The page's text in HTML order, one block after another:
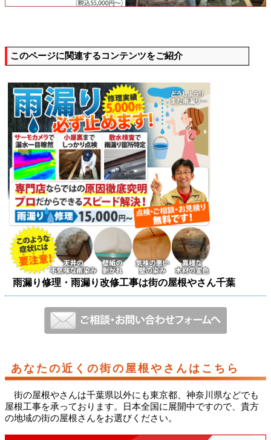
このページに関連するコンテンツをご紹介
雨漏り修理・雨漏り改修工事は街の屋根やさん千葉
あなたの近くの街の屋根やさんはこちら
街の屋根やさんは千葉県以外にも東京都、神奈川県などでも
屋根工事を承っております。日本全国に展開中ですので、貴方
の地域の街の屋根さんをお選びください。